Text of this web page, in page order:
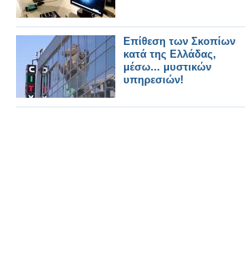
Επίθεση των Σκοπίων
κατά της Ελλάδας,
μέσω... μυστικών
υπηρεσιών!